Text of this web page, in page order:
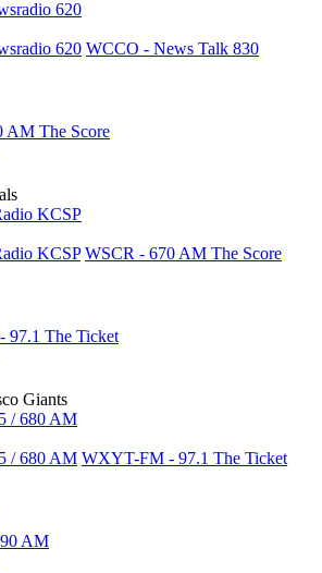
620
620 WCCO - News Talk 830
AM The Score
KCSP
KCSP WSCR - 670 AM The Score
The Ticket
Giants
/ 680 AM
/ 680 AM WXYT-FM - 97.1 The Ticket
AM